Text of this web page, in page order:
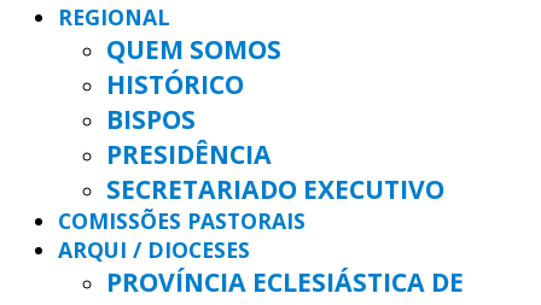
REGIONAL
QUEM SOMOS
HISTÓRICO
BISPOS
PRESIDÊNCIA
SECRETARIADO EXECUTIVO
COMISSÕES PASTORAIS
ARQUI / DIOCESES
PROVÍNCIA ECLESIÁSTICA DE